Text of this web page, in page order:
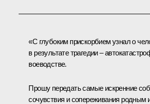
«С глубоким прискорбием узнал о
в результате трагедии –
воеводстве.
Прошу передать самые искренние
сочувствия и сопереживания родным